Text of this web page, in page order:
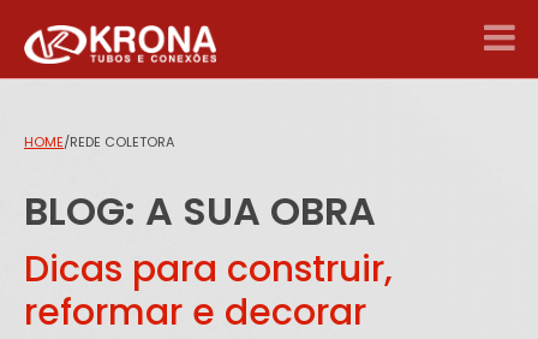
HOME/REDE COLETORA
BLOG: A SUA OBRA
Dicas para construir,
reformar e decorar